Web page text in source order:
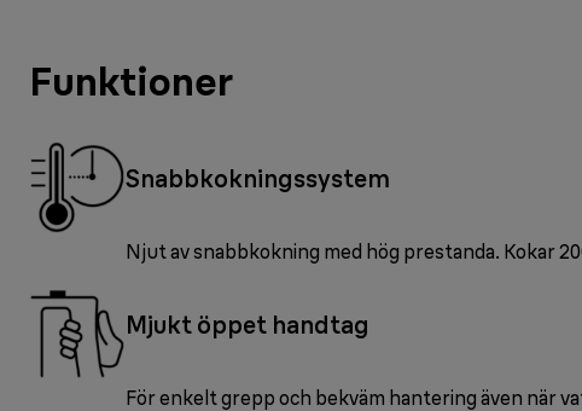
Funktioner
Snabbkokningssystem
Njut av snabbkokning med hög prestanda. Kokar
Mjukt öppet handtag
För enkelt grepp och bekväm hantering även när